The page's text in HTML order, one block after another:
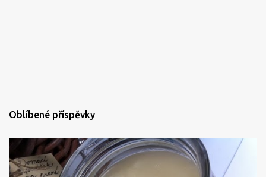
Oblíbené příspěvky